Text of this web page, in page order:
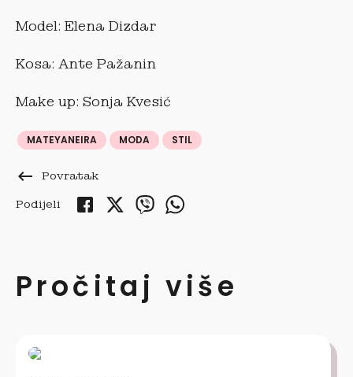
Model: Elena Dizdar
Kosa: Ante Pažanin
Make up: Sonja Kvesić
MATEYANEIRA MODA STIL
keyboard_backspace Povratak
Podijeli
Pročitaj više